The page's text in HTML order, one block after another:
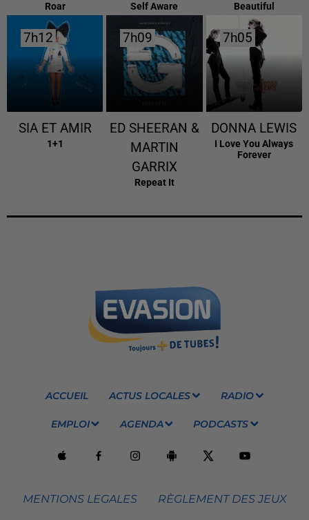
Roar Self Aware Beautiful
7h12
7h12
SIA ET AMIR
1+1
7h09
7h09
ED SHEERAN &
MARTIN
GARRIX
Repeat It
7h05
7h05
DONNA LEWIS
I Love You Always
Forever
ACCUEIL ACTUS LOCALES RADIO
EMPLOI AGENDA PODCASTS
MENTIONS LEGALES RÈGLEMENT DES JEUX